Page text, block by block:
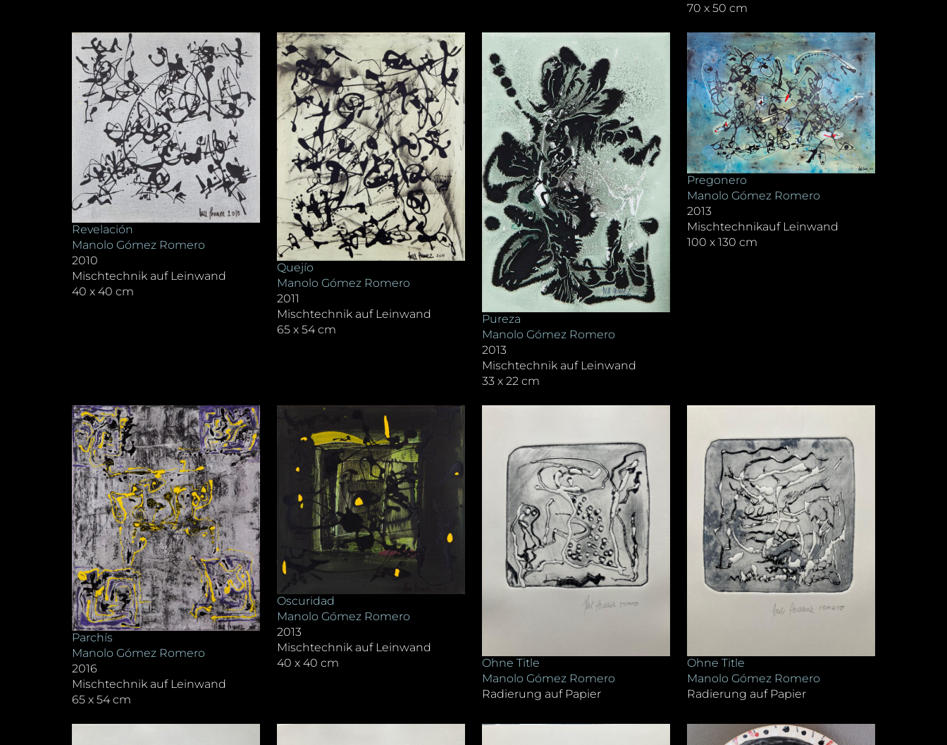
70 x 50 cm
Revelación
Manolo Gómez Romero
2010
Mischtechnik auf Leinwand
40 x 40 cm
Quejío
Manolo Gómez Romero
2011
Mischtechnik auf Leinwand
65 x 54 cm
Pureza
Manolo Gómez Romero
2013
Mischtechnik auf Leinwand
33 x 22 cm
Pregonero
Manolo Gómez Romero
2013
Mischtechnikauf Leinwand
100 x 130 cm
Parchís
Manolo Gómez Romero
2016
Mischtechnik auf Leinwand
65 x 54 cm
Oscuridad
Manolo Gómez Romero
2013
Mischtechnik auf Leinwand
40 x 40 cm
Ohne Title
Manolo Gómez Romero
Radierung auf Papier
Ohne Title
Manolo Gómez Romero
Radierung auf Papier